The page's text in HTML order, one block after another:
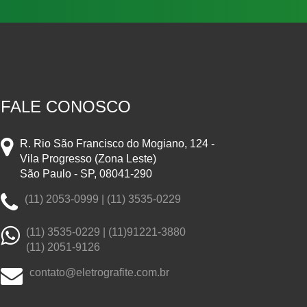
FALE CONOSCO
R. Rio São Francisco do Mogiano, 124 -
Vila Progresso (Zona Leste)
São Paulo - SP, 08041-290
(11) 2053-0999 | (11) 3535-0229
(11) 3535-0229 | (11)91221-3880
(11) 2051-9126
contato@eletrografite.com.br